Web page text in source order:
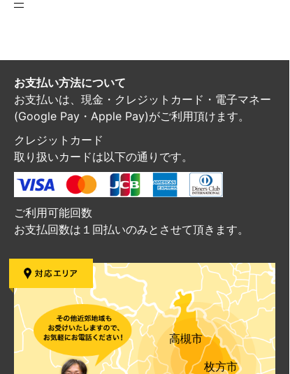
―
お支払い方法について
お支払いは、現金・クレジットカード・電子マネー
(Google Pay・Apple Pay)がご利用頂けます。
クレジットカード
取り扱いカードは以下の通りです。
ご利用可能回数
お支払回数は１回払いのみとさせて頂きます。
高槻市
枚方市